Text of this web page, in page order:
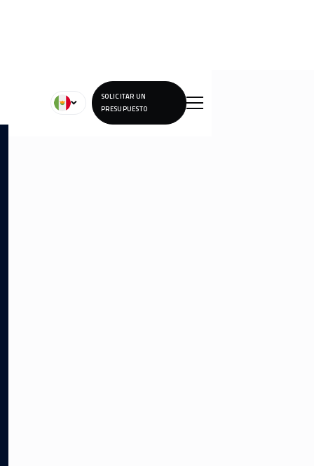
SOLICITAR UN
PRESUPUESTO